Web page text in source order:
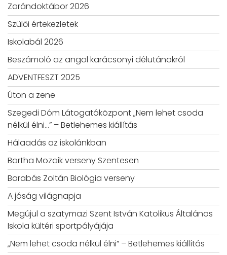
Zarándoktábor 2026
Szülői értekezletek
Iskolabál 2026
Beszámoló az angol karácsonyi délutánokról
ADVENTFESZT 2025
Úton a zene
Szegedi Dóm Látogatóközpont „Nem lehet csoda
nélkül élni…” – Betlehemes kiállítás
Hálaadás az iskolánkban
Bartha Mozaik verseny Szentesen
Barabás Zoltán Biológia verseny
A jóság világnapja
Megújul a szatymazi Szent István Katolikus Általános
Iskola kültéri sportpályájája
„Nem lehet csoda nélkül élni” – Betlehemes kiállítás